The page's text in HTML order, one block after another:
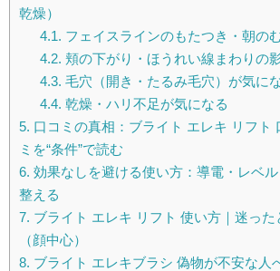
乾燥）
4.1. フェイスラインのもたつき・朝の
4.2. 頬の下がり・ほうれい線まわりの
4.3. 毛穴（開き・たるみ毛穴）が気に
4.4. 乾燥・ハリ不足が気になる
5. 口コミの真相：ブライト エレキ リフト
ミを“条件”で読む
6. 効果なしを避ける使い方：導電・レベ
整える
7. ブライト エレキ リフト 使い方｜迷っ
（顔中心）
8. ブライト エレキブラシ 偽物が不安な人